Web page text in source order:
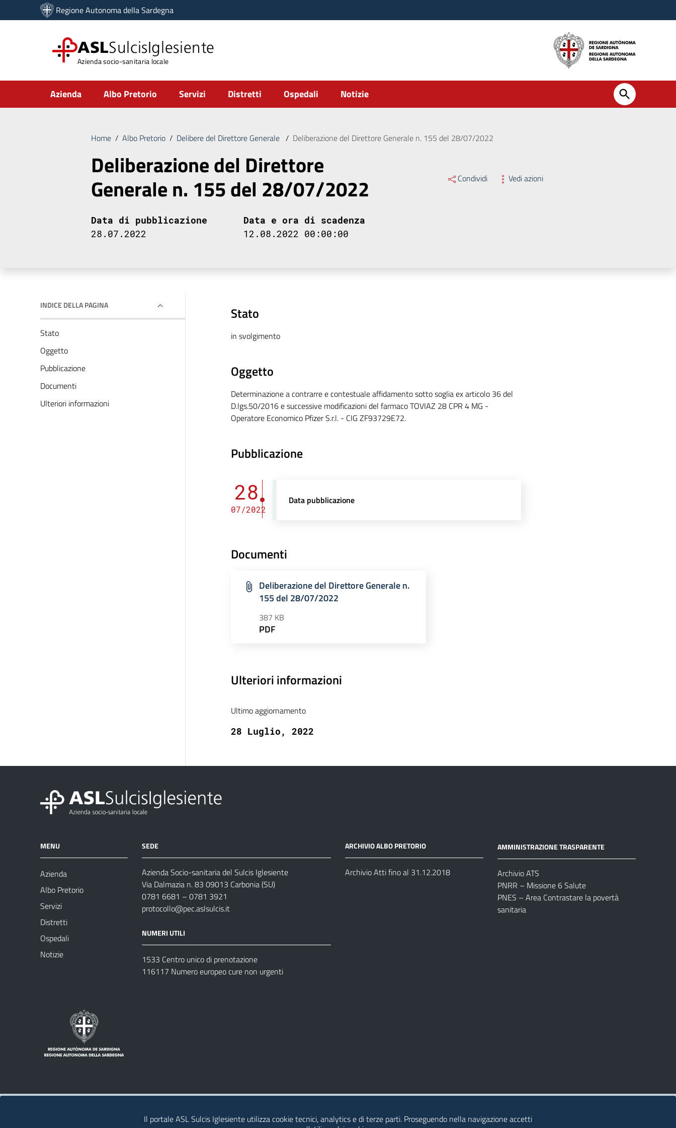
Vai ai contenuti
Vai al menu di navigazione
Regione Autonoma della Sardegna
ASLSulcisIglesiente
Azienda socio-sanitaria locale
Submenu
Azienda Albo Pretorio Servizi Distretti Ospedali Notizie
Home / Albo Pretorio / Delibere del Direttore Generale / Deliberazione del Direttore Generale n. 155 del 28/07/2022
Deliberazione del Direttore
Generale n. 155 del 28/07/2022 Condividi Vedi azioni
Data di pubblicazione
28.07.2022
Data e ora di scadenza
12.08.2022 00:00:00
INDICE DELLA PAGINA
Stato
Oggetto
Pubblicazione
Documenti
Ulteriori informazioni
Stato
in svolgimento
Oggetto
Determinazione a contrarre e contestuale affidamento sotto soglia ex articolo 36 del
D.lgs.50/2016 e successive modificazioni del farmaco TOVIAZ 28 CPR 4 MG -
Operatore Economico Pfizer S.r.l. - CIG ZF93729E72.
Pubblicazione
28
07/2022
Data pubblicazione
Documenti
Deliberazione del Direttore Generale n.
155 del 28/07/2022
387 KB
PDF
Ulteriori informazioni
Ultimo aggiornamento
28 Luglio, 2022
MENU
Azienda
Albo Pretorio
Servizi
Distretti
Ospedali
Notizie
SEDE
Azienda Socio-sanitaria del Sulcis Iglesiente
Via Dalmazia n. 83 09013 Carbonia (SU)
0781 6681 – 0781 3921
protocollo@pec.aslsulcis.it
NUMERI UTILI
1533 Centro unico di prenotazione
116117 Numero europeo cure non urgenti
ARCHIVIO ALBO PRETORIO
Archivio Atti fino al 31.12.2018
AMMINISTRAZIONE TRASPARENTE
Archivio ATS
PNRR – Missione 6 Salute
PNES – Area Contrastare la povertà
sanitaria
Il portale ASL Sulcis Iglesiente utilizza cookie tecnici, analytics e di terze parti. Proseguendo nella navigazione accetti